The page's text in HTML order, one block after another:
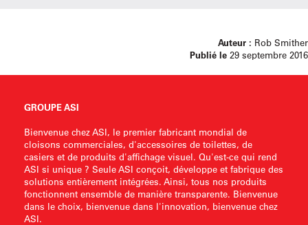
Auteur : Rob Smither
Publié le 29 septembre 2016
GROUPE ASI
Bienvenue chez ASI, le premier fabricant mondial de
cloisons commerciales, d'accessoires de toilettes, de
casiers et de produits d'affichage visuel. Qu'est-ce qui rend
ASI si unique ? Seule ASI conçoit, développe et fabrique des
solutions entièrement intégrées. Ainsi, tous nos produits
fonctionnent ensemble de manière transparente. Bienvenue
dans le choix, bienvenue dans l'innovation, bienvenue chez
ASI.